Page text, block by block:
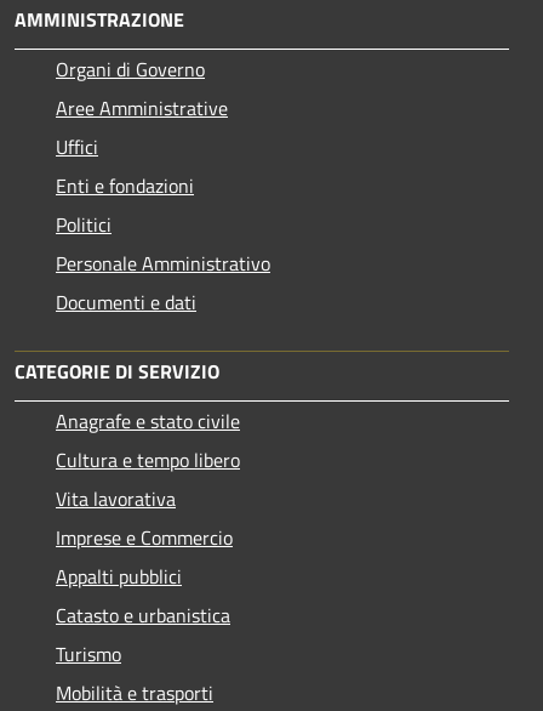
AMMINISTRAZIONE
Organi di Governo
Aree Amministrative
Uffici
Enti e fondazioni
Politici
Personale Amministrativo
Documenti e dati
CATEGORIE DI SERVIZIO
Anagrafe e stato civile
Cultura e tempo libero
Vita lavorativa
Imprese e Commercio
Appalti pubblici
Catasto e urbanistica
Turismo
Mobilità e trasporti